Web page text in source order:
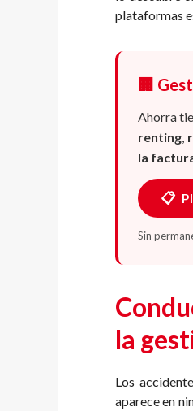
plataformas
🏢
Ahorra
renting,
la
📋
Sin
la
Los
aparece en